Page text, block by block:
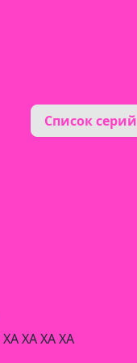
Список серий
ХА ХА ХА